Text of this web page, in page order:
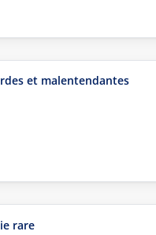
et malentendantes
rare